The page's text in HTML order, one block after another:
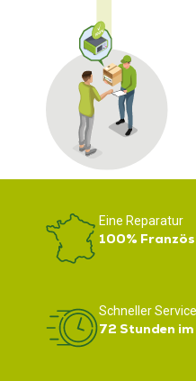
Eine Reparatur
100%
Schneller Service
72 Stunden